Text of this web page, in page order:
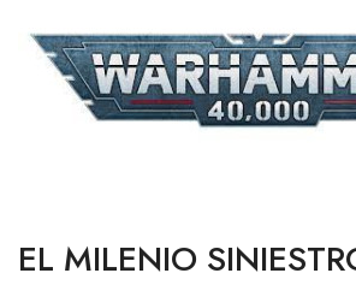
EL MILENIO